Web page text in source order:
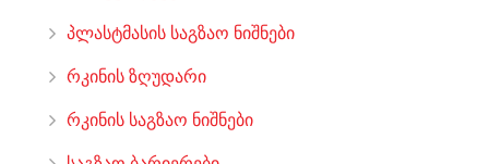
პლასტმასის საგზაო ნიშნები
რკინის ზღუდარი
რკინის საგზაო ნიშნები